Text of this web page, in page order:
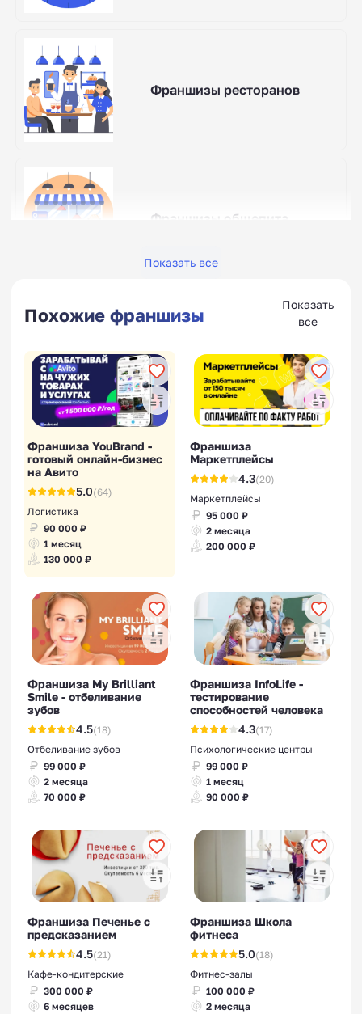
Франшизы ресторанов
Франшизы общепита
ресторанов
Франшизы для маленького
города
Франшизы для малого
бизнеса
Показать все
Похожие франшизы
Показать
все
Франшиза YouBrand -
готовый онлайн-бизнес
на Авито
5.0(64)
Логистика
90 000 ₽
1 месяц
130 000 ₽
Франшиза
Маркетплейсы
4.3(20)
Маркетплейсы
95 000 ₽
2 месяца
200 000 ₽
Франшиза My Brilliant
Smile - отбеливание
зубов
4.5(18)
Отбеливание зубов
99 000 ₽
2 месяца
70 000 ₽
Франшиза InfoLife -
тестирование
способностей человека
4.3(17)
Психологические центры
99 000 ₽
1 месяц
90 000 ₽
Франшиза Печенье с
предсказанием
4.5(21)
Кафе-кондитерские
300 000 ₽
6 месяцев
Франшиза Школа
фитнеса
5.0(18)
Фитнес-залы
100 000 ₽
2 месяца